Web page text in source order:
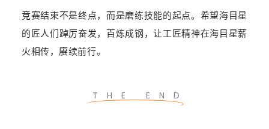
竞赛结束不是终点，而是磨练技能的起点。希望海目星
的匠人们踔厉奋发，百炼成钢，让工匠精神在海目星薪
火相传，赓续前行。
THE END